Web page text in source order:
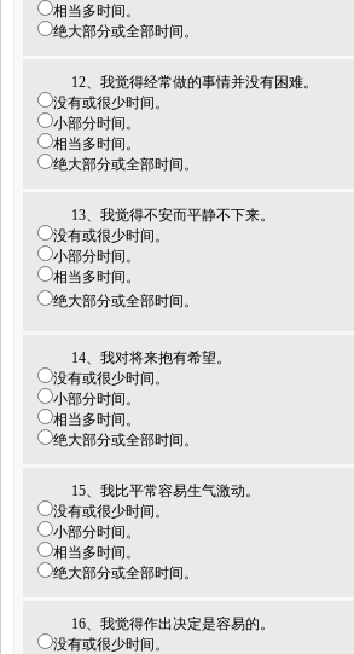
相当多时间。
绝大部分或全部时间。
12、我觉得经常做的事情并没有困难。
没有或很少时间。
小部分时间。
相当多时间。
绝大部分或全部时间。
13、我觉得不安而平静不下来。
没有或很少时间。
小部分时间。
相当多时间。
绝大部分或全部时间。
14、我对将来抱有希望。
没有或很少时间。
小部分时间。
相当多时间。
绝大部分或全部时间。
15、我比平常容易生气激动。
没有或很少时间。
小部分时间。
相当多时间。
绝大部分或全部时间。
16、我觉得作出决定是容易的。
没有或很少时间。